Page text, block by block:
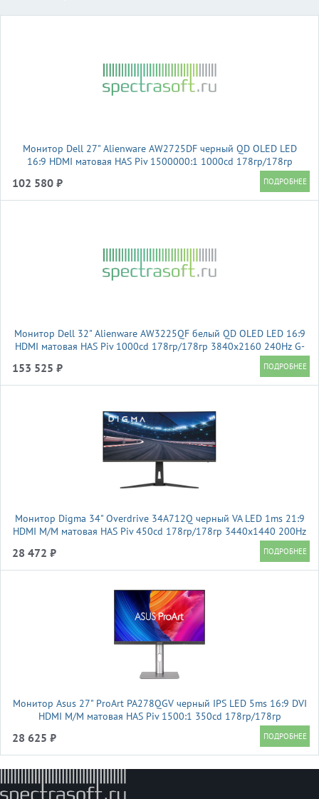
Монитор Dell 27" Alienware AW2725DF черный QD OLED LED
16:9 HDMI матовая HAS Piv 1500000:1 1000cd 178гр/178гр
2560x1440 360Hz FreeSync Premium Pro DP 2K USB 9.79кг
102 580 ₽
Монитор Dell 32" Alienware AW3225QF белый QD OLED LED 16:9
HDMI матовая HAS Piv 1000cd 178гр/178гр 3840x2160 240Hz G-
153 525 ₽
Монитор Digma 34" Overdrive 34A712Q черный VA LED 1ms 21:9
HDMI M/M матовая HAS Piv 450cd 178гр/178гр 3440x1440 200Hz
28 472 ₽
Монитор Asus 27" ProArt PA278QGV черный IPS LED 5ms 16:9 DVI
HDMI M/M матовая HAS Piv 1500:1 350cd 178гр/178гр
28 625 ₽